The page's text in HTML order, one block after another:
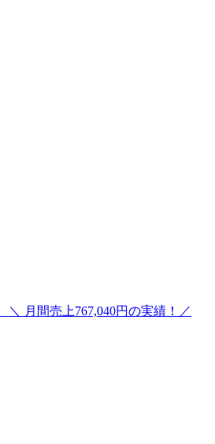
月間売上767,040円の実績！／